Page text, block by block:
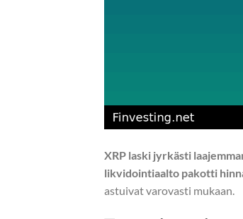
XRP laski jyrkästi
likvidointiaalto pakotti
astuivat varovasti mukaan.